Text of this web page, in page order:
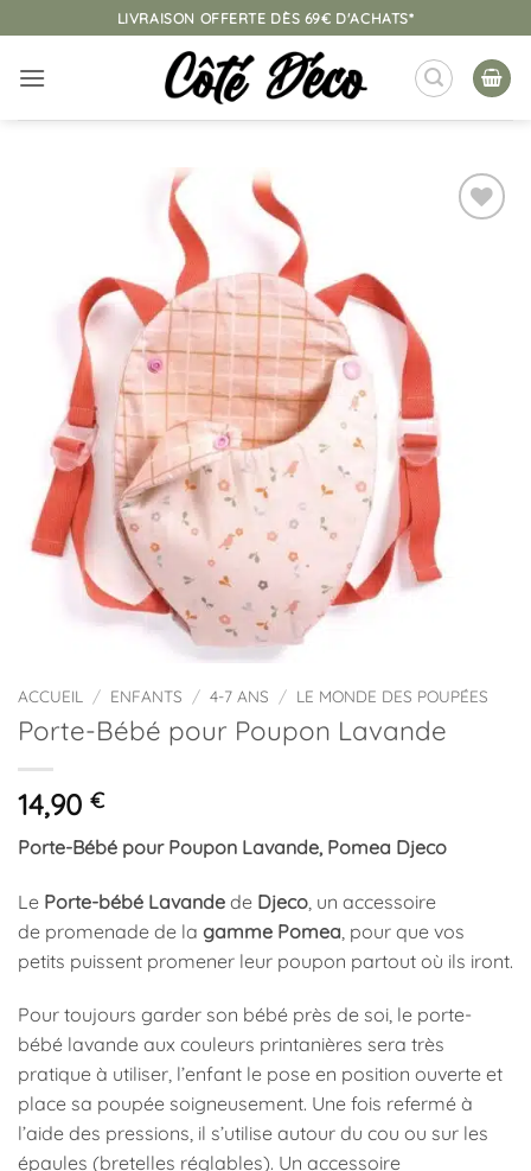
au
contenu
LIVRAISON OFFERTE DÈS 69€ D'ACHATS*
ACCUEIL / ENFANTS / 4-7 ANS / LE MONDE DES POUPÉES
Porte-Bébé pour Poupon Lavande
14,90 €
Porte-Bébé pour Poupon Lavande, Pomea Djeco
Le Porte-bébé Lavande de Djeco , un accessoire
de promenade de la gamme Pomea , pour que vos
petits puissent promener leur poupon partout où ils iront.
Pour toujours garder son bébé près de soi, le porte-
bébé lavande aux couleurs printanières sera très
pratique à utiliser, l’enfant le pose en position ouverte et
place sa poupée soigneusement. Une fois refermé à
l’aide des pressions, il s’utilise autour du cou ou sur les
épaules (bretelles réglables). Un accessoire